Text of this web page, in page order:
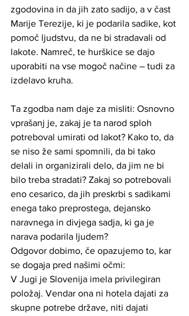
zgodovina in da jih zato sadijo, a v čast
Marije Terezije, ki je podarila sadike, kot
pomoč ljudstvu, da ne bi stradavali od
lakote. Namreč, te hurškice se dajo
uporabiti na vse mogoč načine – tudi za
izdelavo kruha.
Ta zgodba nam daje za misliti: Osnovno
vprašanj je, zakaj je ta narod sploh
potreboval umirati od lakot? Kako to, da
se niso že sami spomnili, da bi tako
delali in organizirali delo, da jim ne bi
bilo treba stradati? Zakaj so potrebovali
eno cesarico, da jih preskrbi s sadikami
enega tako preprostega, dejansko
naravnega in divjega sadja, ki ga je
narava podarila ljudem?
Odgovor dobimo, če opazujemo to, kar
se dogaja pred našimi očmi:
V Jugi je Slovenija imela privilegiran
položaj. Vendar ona ni hotela dajati za
skupne potrebe države, niti dajati